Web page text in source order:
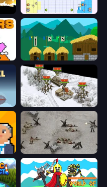
Random Wars
A Castle for Trolls
1941 Frozen Front
Warfare 1944